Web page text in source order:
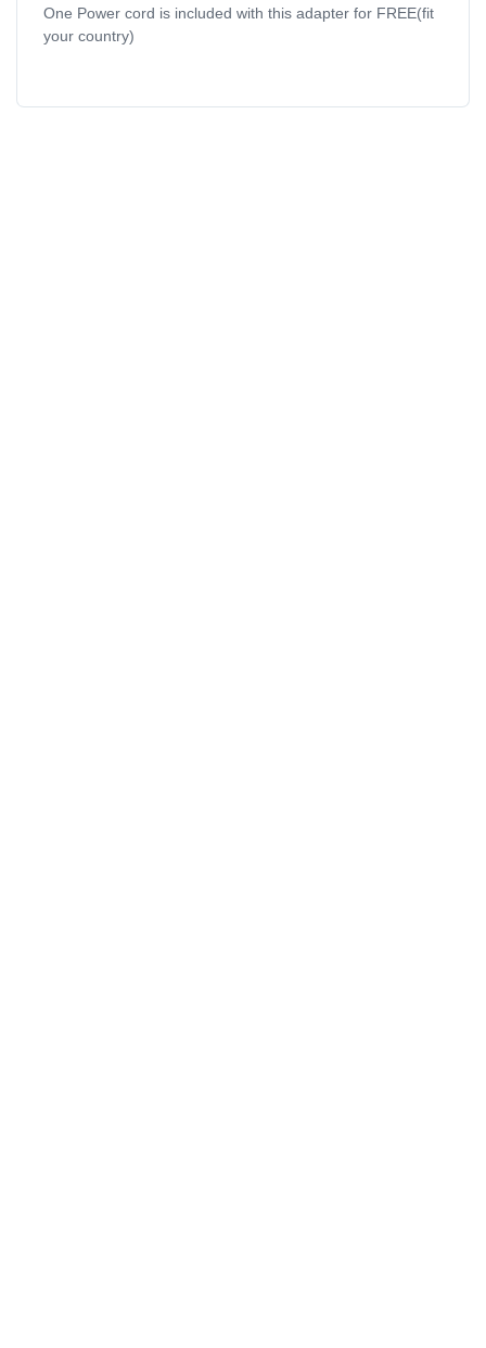
One Power cord is included with this adapter for FREE(fit
your country)